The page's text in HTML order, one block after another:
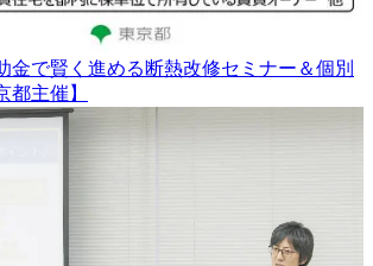
金で賢く進める断熱改修セミナー＆個別
都主催】